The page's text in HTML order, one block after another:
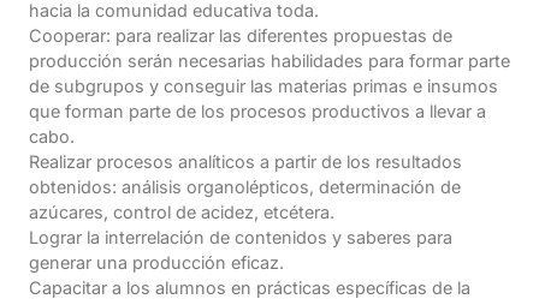
hacia la comunidad educativa toda.
Cooperar: para realizar las diferentes propuestas de
producción serán necesarias habilidades para formar parte
de subgrupos y conseguir las materias primas e insumos
que forman parte de los procesos productivos a llevar a
cabo.
Realizar procesos analíticos a partir de los resultados
obtenidos: análisis organolépticos, determinación de
azúcares, control de acidez, etcétera.
Lograr la interrelación de contenidos y saberes para
generar una producción eficaz.
Capacitar a los alumnos en prácticas específicas de la